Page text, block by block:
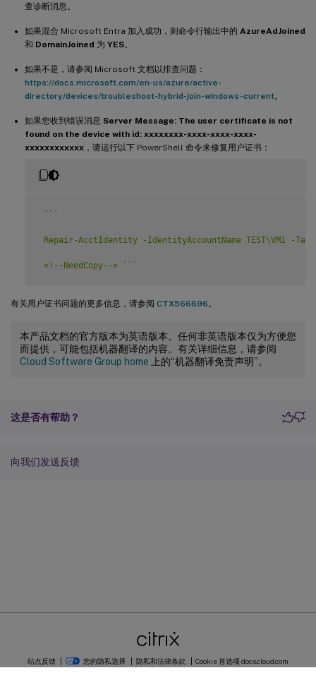
查诊断消息。
如果混合 Microsoft Entra 加入成功，则命令行输出中的 AzureAdJoined
和 DomainJoined 为 YES。
如果不是，请参阅 Microsoft 文档以排查问题：
https://docs.microsoft.com/en-us/azure/active-
directory/devices/troubleshoot-hybrid-join-windows-current。
如果您收到错误消息 Server Message: The user certificate is not
found on the device with id: xxxxxxxx-xxxx-xxxx-xxxx-
xxxxxxxxxxxx ，请运行以下 PowerShell 命令来修复用户证书：
` ` `
Repair-AcctIdentity -IdentityAccountName TEST\VM1 -
<!--NeedCopy--> ` ` `
有关用户证书问题的更多信息，请参阅 CTX566696 。
本产品文档的官方版本为英语版本。任何非英语版本仅为方便您
而提供，可能包括机器翻译的内容。有关详细信息，请参阅
Cloud Software Group home 上的“机器翻译免责声明”。
这是否有帮助？
向我们发送反馈
站点反馈 您的隐私选择 隐私和法律条款 Cookie 首选项 docs.cloud.com